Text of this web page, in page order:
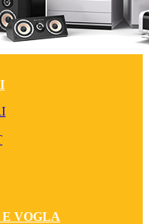
VOGLA